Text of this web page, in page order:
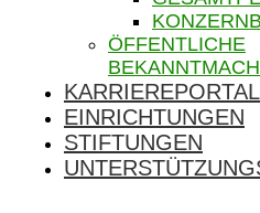
ÖFFENTLICHE
KARRIEREPORTAL
EINRICHTUNGEN
STIFTUNGEN